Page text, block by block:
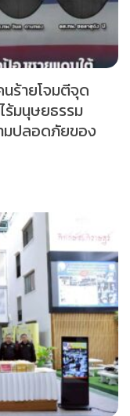
ร้ายโจมตีจุด
ร้มนุษยธรรม
มปลอดภัยของ